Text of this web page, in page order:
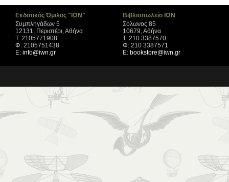
Εκδοτικός Όμιλος "ΙΩΝ"
Συμπληγάδων 5
12131, Περιστέρι, Αθήνα
Τ: 2105771908
Φ: 2105751438
Ε: info@iwn.gr
Βιβλιοπωλείο ΙΩΝ
Σόλωνος 85
10679, Αθήνα
Τ: 210 3387570
Φ: 210 3387571
Ε: bookstore@iwn.gr